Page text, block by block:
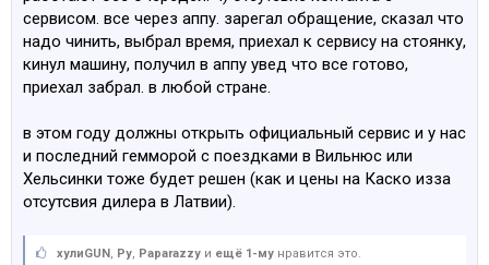
сервисом. все через аппу. зарегал обращение, сказал что
надо чинить, выбрал время, приехал к сервису на стоянку,
кинул машину, получил в аппу увед что все готово,
приехал забрал. в любой стране.
в этом году должны открыть официальный сервис и у нас
и последний гемморой с поездками в Вильнюс или
Хельсинки тоже будет решен (как и цены на Каско изза
отсутсвия дилера в Латвии).
хулиGUN, Ру, Paparazzy и ещё 1-му нравится это.